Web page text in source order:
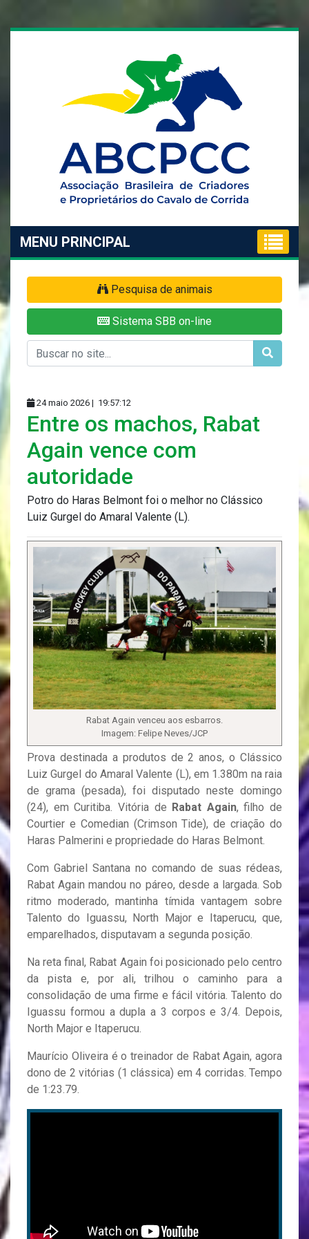
MENU PRINCIPAL
Pesquisa de animais
Sistema SBB on-line
24 maio 2026 | 19:57:12
Entre os machos, Rabat
Again vence com
autoridade
Potro do Haras Belmont foi o melhor no Clássico
Luiz Gurgel do Amaral Valente (L).
Rabat Again venceu aos esbarros.
Imagem: Felipe Neves/JCP
Prova destinada a produtos de 2 anos, o Clássico
Luiz Gurgel do Amaral Valente (L), em 1.380m na raia
de grama (pesada), foi disputado neste domingo
(24), em Curitiba. Vitória de Rabat Again, filho de
Courtier e Comedian (Crimson Tide), de criação do
Haras Palmerini e propriedade do Haras Belmont.
Com Gabriel Santana no comando de suas rédeas,
Rabat Again mandou no páreo, desde a largada. Sob
ritmo moderado, mantinha tímida vantagem sobre
Talento do Iguassu, North Major e Itaperucu, que,
emparelhados, disputavam a segunda posição.
Na reta final, Rabat Again foi posicionado pelo centro
da pista e, por ali, trilhou o caminho para a
consolidação de uma firme e fácil vitória. Talento do
Iguassu formou a dupla a 3 corpos e 3/4. Depois,
North Major e Itaperucu.
Maurício Oliveira é o treinador de Rabat Again, agora
dono de 2 vitórias (1 clássica) em 4 corridas. Tempo
de 1:23.79.